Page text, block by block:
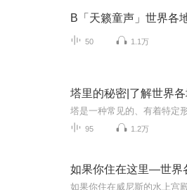
B「天籁童声」世界各
50 1.1万
塔里的秘密|了解世界
95 1.2万
如果你住在这里—世界